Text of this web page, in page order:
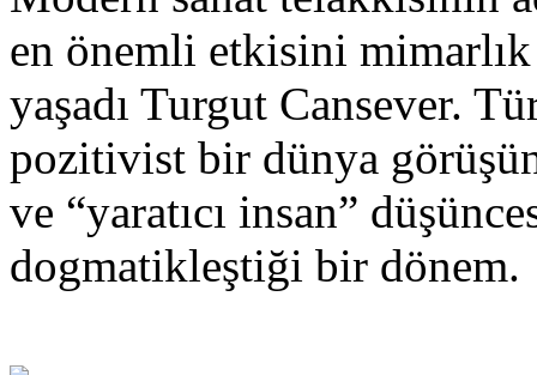
en önemli etkisini
yaşadı Turgut Cansever.
pozitivist bir dünya
ve “yaratıcı insan”
dogmatikleştiği bir dönem.